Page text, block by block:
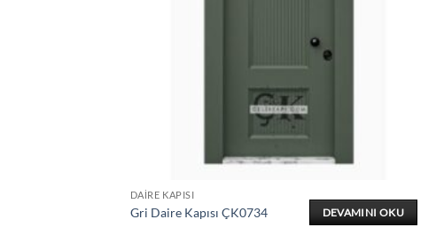
DAIRE KAPISI
Gri Daire Kapısı ÇK0734 DEVAMINI OKU